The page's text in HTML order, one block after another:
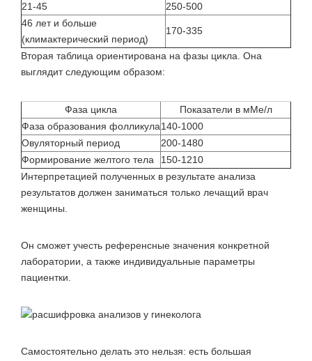
21-45
250-500
46 лет и больше
(климактерический период)
170-335
Вторая таблица ориентирована на фазы цикла. Она
выглядит следующим образом:
Фаза цикла
Показатели в мМе/л
Фаза образования фолликула140-1000
Овуляторный период
200-1480
Формирование желтого тела
150-1210
Интерпретацией полученных в результате анализа
результатов должен заниматься только лечащий врач
женщины.
Он сможет учесть референсные значения конкретной
лаборатории, а также индивидуальные параметры
пациентки.
Самостоятельно делать это нельзя: есть большая